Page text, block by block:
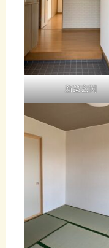
新築玄関